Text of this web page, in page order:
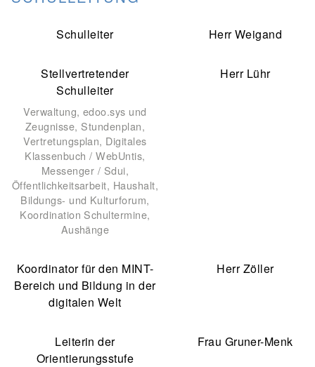
Bibliothekskatalog
Schulbuchausleihe
MENSA & BISTRO
Mensa & Bistro Speiseplan
Food Scouts
FAQs
Fachschaft
JtfO
Schulleiter Herr Weigand
Stellvertretender
Schulleiter
Verwaltung, edoo.sys und
Zeugnisse, Stundenplan,
Vertretungsplan, Digitales
Klassenbuch / WebUntis,
Messenger / Sdui,
Öffentlichkeitsarbeit, Haushalt,
Bildungs- und Kulturforum,
Koordination Schultermine,
Aushänge
Herr Lühr
Koordinator für den MINT-
Bereich und Bildung in der
digitalen Welt
Herr Zöller
Leiterin der
Orientierungsstufe
Frau Gruner-Menk